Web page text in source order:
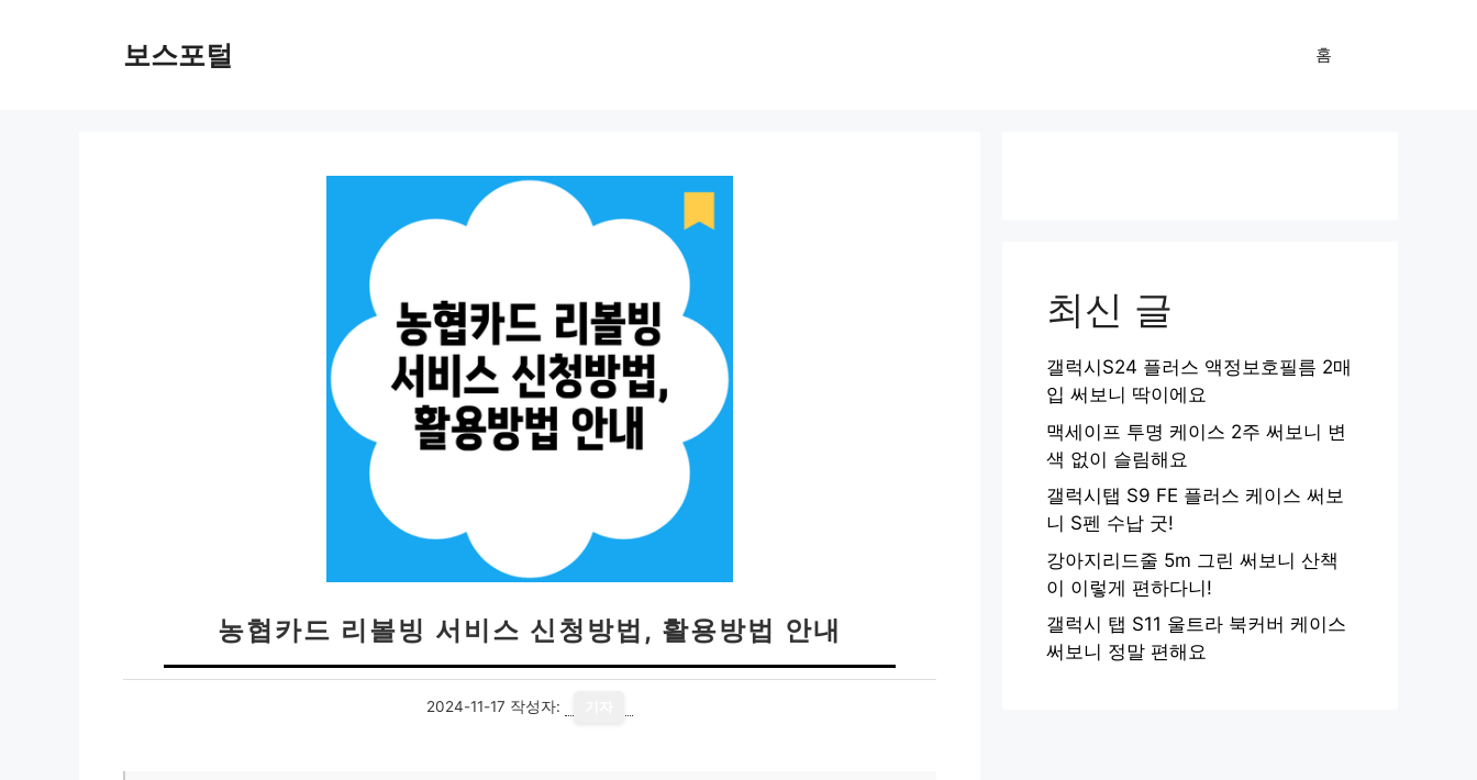
보스포털 홈
농협카드 리볼빙 서비스 신청방법, 활용방법 안내
2024-11-17 작성자:
최신 글
갤럭시S24 플러스 액정보호필름 2매
입 써보니 딱이에요
맥세이프 투명 케이스 2주 써보니 변
색 없이 슬림해요
갤럭시탭 S9 FE 플러스 케이스 써보
니 S펜 수납 굿!
강아지리드줄 5m 그린 써보니 산책
이 이렇게 편하다니!
갤럭시 탭 S11 울트라 북커버 케이스
써보니 정말 편해요